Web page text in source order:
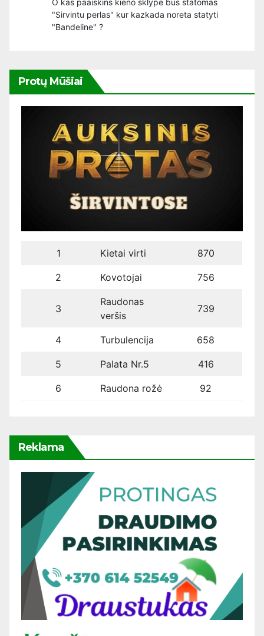
O kas paaiskins kieno sklype bus statomas
"Sirvintu perlas" kur kazkada noreta statyti
"Bandeline" ?
Protų Mūšiai
1 Kietai virti 870
2 Kovotojai 756
3
Raudonas
veršis
739
4 Turbulencija 658
5 Palata Nr.5 416
6 Raudona rožė 92
Reklama